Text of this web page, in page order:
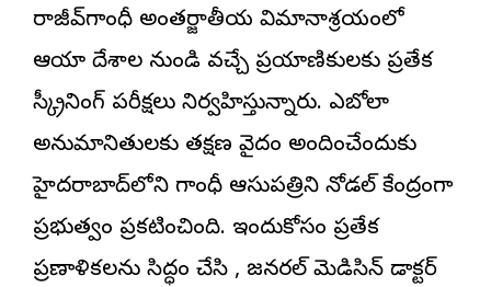
రాజీవ్‌గాంధీ అంతర్జాతీయ విమానాశ్రయంలో
ఆయా దేశాల నుండి వచ్చే ప్రయాణికులకు ప్రత్యేక
స్క్రీనింగ్ పరీక్షలు నిర్వహిస్తున్నారు. ఎబోలా
అనుమానితులకు తక్షణ వైద్యం అందించేందుకు
హైదరాబాద్‌లోని గాంధీ ఆసుపత్రిని నోడల్ కేంద్రంగా
ప్రభుత్వం ప్రకటించింది. ఇందుకోసం ప్రత్యేక
ప్రణాళికలను సిద్ధం చేసి , జనరల్ మెడిసిన్ డాక్టర్